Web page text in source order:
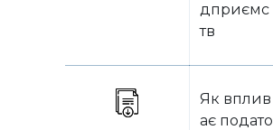
дприємс
тв
Як вплив
ає подато